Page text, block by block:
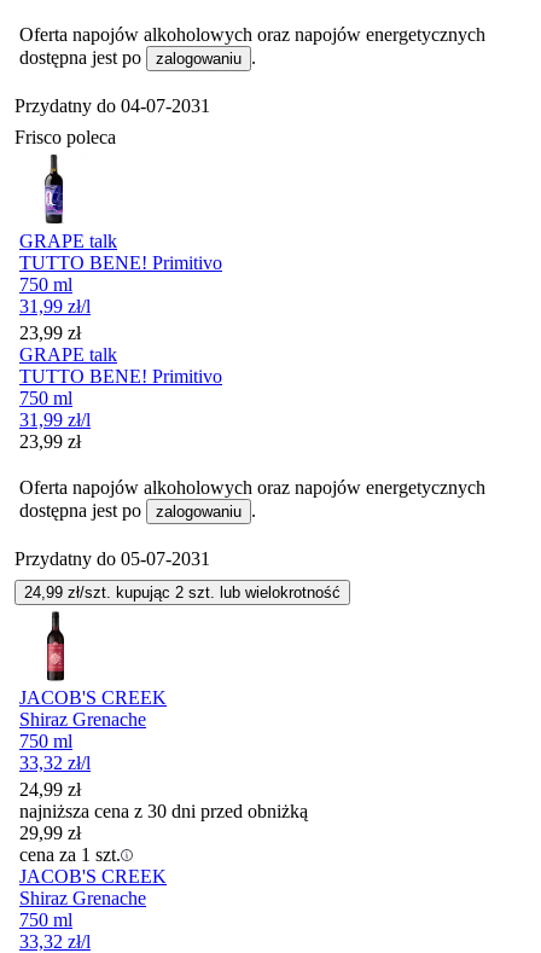
Oferta napojów alkoholowych oraz napojów energetycznych
dostępna jest po
zalogowaniu .
Przydatny do 04-07-2031
Frisco poleca
GRAPE talk
TUTTO BENE! Primitivo
750 ml
31,99 zł/l
Cena
23,99 zł
GRAPE talk
TUTTO BENE! Primitivo
750 ml
31,99 zł/l
Cena
23,99 zł
Oferta napojów alkoholowych oraz napojów energetycznych
dostępna jest po
zalogowaniu .
Przydatny do 05-07-2031
24,99 zł/szt. kupując 2 szt. lub wielokrotność
JACOB'S CREEK
Shiraz Grenache
750 ml
33,32 zł/l
24,99 zł
najniższa cena z 30 dni przed obniżką
29,99 zł
cena za 1 szt.
JACOB'S CREEK
Shiraz Grenache
750 ml
33,32 zł/l